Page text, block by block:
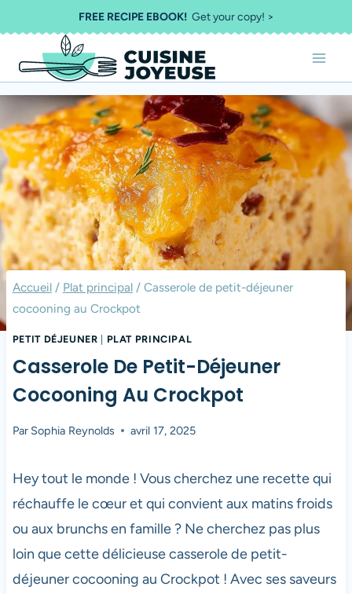
au
contenu
FREE RECIPE EBOOK!Get your copy! >
Accueil / Plat principal / Casserole de petit-déjeuner
cocooning au Crockpot
PETIT DÉJEUNER PLAT PRINCIPAL
Casserole De Petit-Déjeuner
Cocooning Au Crockpot
Par Sophia Reynolds avril 17, 2025
Hey tout le monde ! Vous cherchez une recette qui
réchauffe le cœur et qui convient aux matins froids
ou aux brunchs en famille ? Ne cherchez pas plus
loin que cette délicieuse casserole de petit-
déjeuner cocooning au Crockpot ! Avec ses saveurs